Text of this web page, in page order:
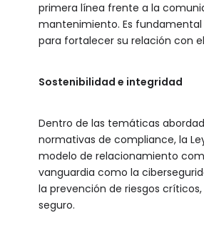
primera línea frente a la
mantenimiento. Es
para fortalecer su relación con
Sostenibilidad e integridad
Dentro de las temáticas
normativas de compliance, la
modelo de relacionamiento
vanguardia como la
la prevención de riesgos
seguro.